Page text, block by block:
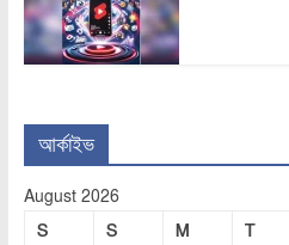
আর্কাইভ
August 2026
S
S M T